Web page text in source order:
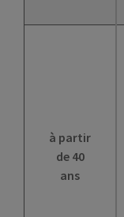
à partir
de 40
ans